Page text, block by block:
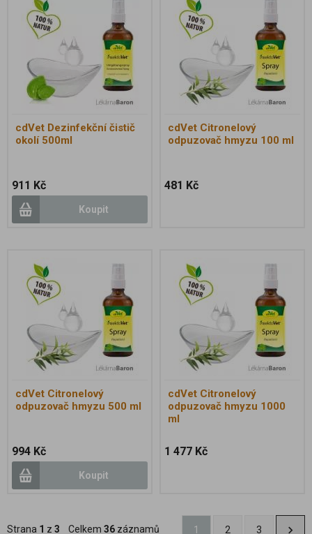
cdVet Dezinfekční čistič
okolí 500ml
911 Kč
Koupit
cdVet Citronelový
odpuzovač hmyzu 100 ml
481 Kč
cdVet Citronelový
odpuzovač hmyzu 500 ml
994 Kč
Koupit
cdVet Citronelový
odpuzovač hmyzu 1000
ml
1 477 Kč
Strana 1 z 3 Celkem 36 záznamů 1 2 3